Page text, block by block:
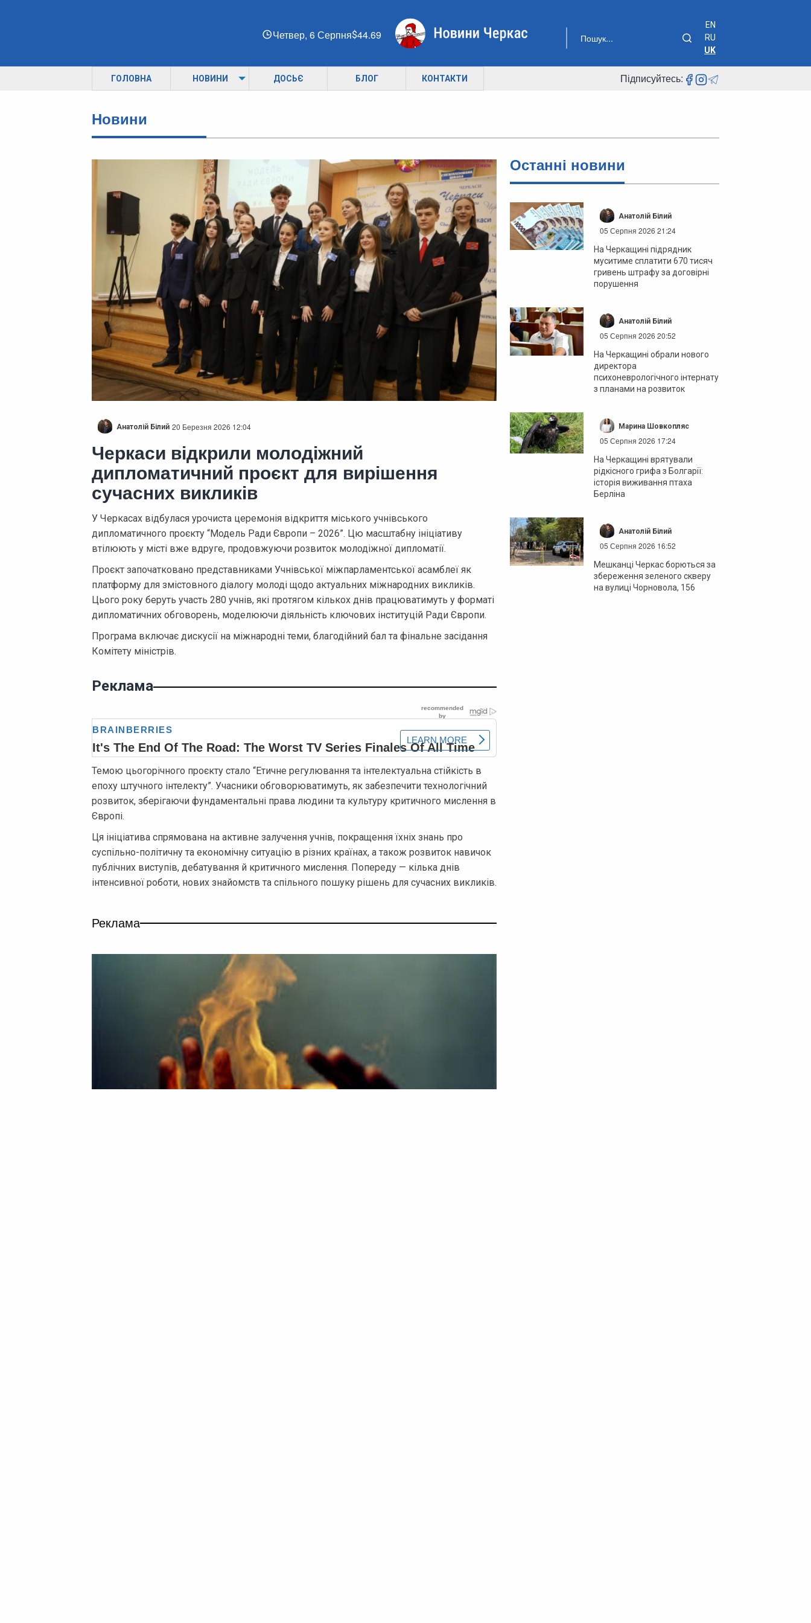
Четвер, 6 Серпня 44.69
EN
RU
UK
ГОЛОВНА НОВИНИ ДОСЬЄ БЛОГ КОНТАКТИ Підписуйтесь:
Новини
Анатолій Білий 20 Березня 2026 12:04
Черкаси відкрили молодіжний
дипломатичний проєкт для вирішення
сучасних викликів
У Черкасах відбулася урочиста церемонія відкриття міського учнівського
дипломатичного проєкту “Модель Ради Європи – 2026”. Цю масштабну ініціативу
втілюють у місті вже вдруге, продовжуючи розвиток молодіжної дипломатії.
Проєкт започатковано представниками Учнівської міжпарламентської асамблеї як
платформу для змістовного діалогу молоді щодо актуальних міжнародних викликів.
Цього року беруть участь 280 учнів, які протягом кількох днів працюватимуть у форматі
дипломатичних обговорень, моделюючи діяльність ключових інституцій Ради Європи.
Програма включає дискусії на міжнародні теми, благодійний бал та фінальне засідання
Комітету міністрів.
Реклама
Темою цьогорічного проєкту стало “Етичне регулювання та інтелектуальна стійкість в
епоху штучного інтелекту”. Учасники обговорюватимуть, як забезпечити технологічний
розвиток, зберігаючи фундаментальні права людини та культуру критичного мислення в
Європі.
Ця ініціатива спрямована на активне залучення учнів, покращення їхніх знань про
суспільно-політичну та економічну ситуацію в різних країнах, а також розвиток навичок
публічних виступів, дебатування й критичного мислення. Попереду — кілька днів
інтенсивної роботи, нових знайомств та спільного пошуку рішень для сучасних викликів.
Реклама
Останні новини
Анатолій Білий
05 Серпня 2026 21:24
На Черкащині підрядник
муситиме сплатити 670 тисяч
гривень штрафу за договірні
порушення
Анатолій Білий
05 Серпня 2026 20:52
На Черкащині обрали нового
директора
психоневрологічного інтернату
з планами на розвиток
Марина Шовкопляс
05 Серпня 2026 17:24
На Черкащині врятували
рідкісного грифа з Болгарії:
історія виживання птаха
Берліна
Анатолій Білий
05 Серпня 2026 16:52
Мешканці Черкас борються за
збереження зеленого скверу
на вулиці Чорновола, 156